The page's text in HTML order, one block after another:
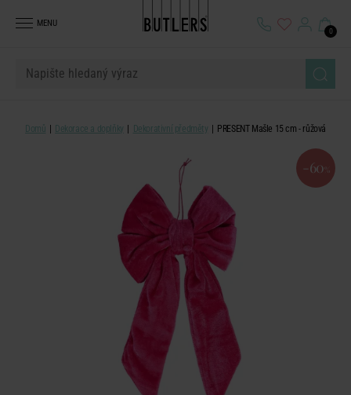
MENU
0
Domů Dekorace a doplňky Dekorativní předměty PRESENT Mašle 15 cm - růžová
-60 %